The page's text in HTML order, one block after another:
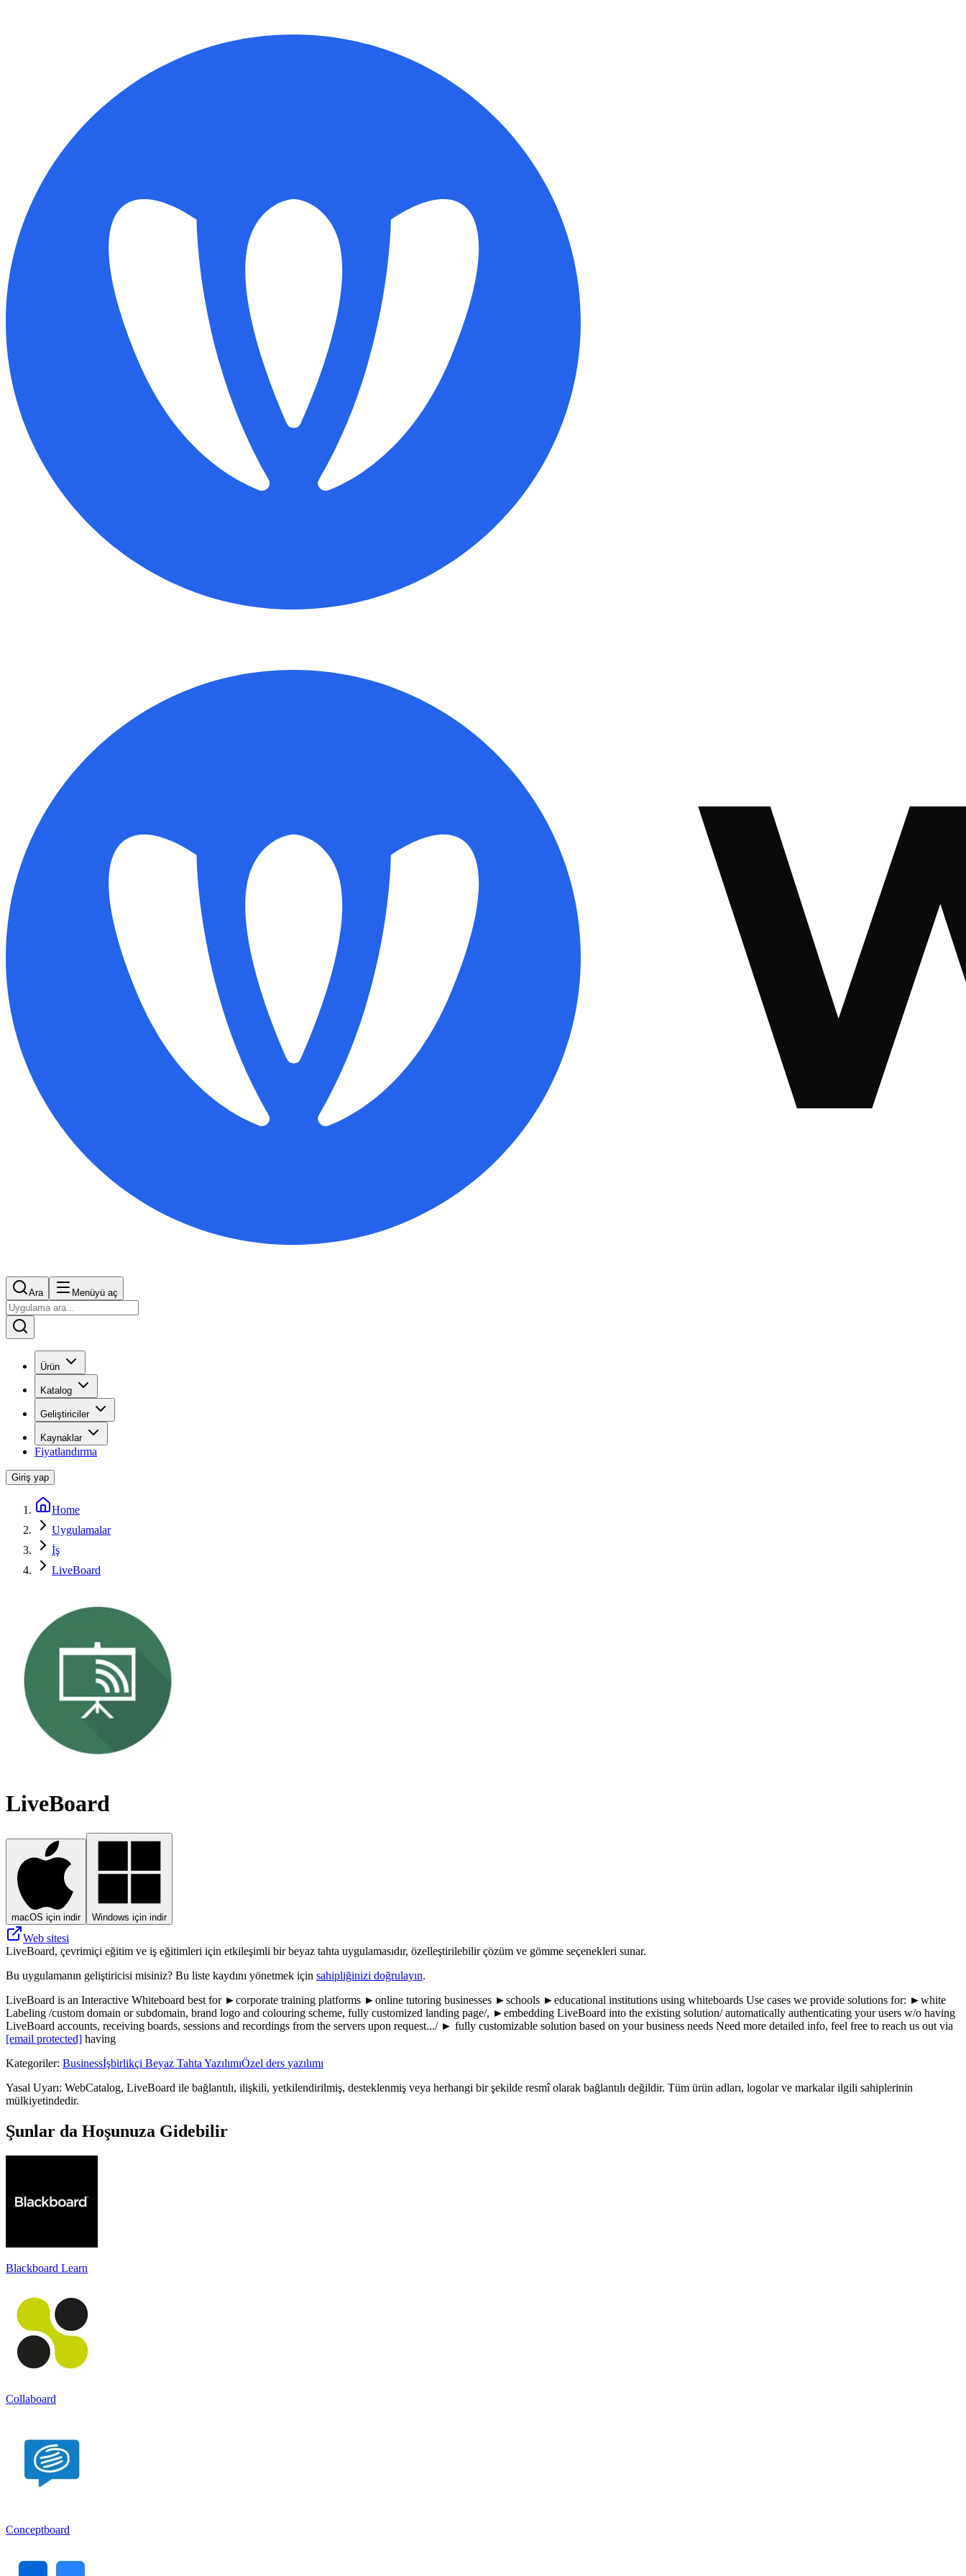
Ara Menüyü aç
Ürün
Katalog
Geliştiriciler
Kaynaklar
Fiyatlandırma
Giriş yap
Home
Uygulamalar
İş
LiveBoard
LiveBoard
macOS için indir Windows için indir
Web sitesi
LiveBoard, çevrimiçi eğitim ve iş eğitimleri için etkileşimli bir beyaz tahta uygulamasıdır, özelleştirilebilir çözüm ve gömme seçenekleri sunar.
Bu uygulamanın geliştiricisi misiniz? Bu liste kaydını yönetmek için sahipliğinizi doğrulayın.
LiveBoard is an Interactive Whiteboard best for ►corporate training platforms ►online tutoring businesses ►schools ►educational institutions using whiteboards Use cases we provide solutions for: ►white
Labeling /custom domain or subdomain, brand logo and colouring scheme, fully customized landing page/, ►embedding LiveBoard into the existing solution/ automatically authenticating your users w/o having
LiveBoard accounts, receiving boards, sessions and recordings from the servers upon request.../ ► fully customizable solution based on your business needs Need more detailed info, feel free to reach us out via
[email protected] having
Kategoriler: Businessİşbirlikçi Beyaz Tahta YazılımıÖzel ders yazılımı
Yasal Uyarı: WebCatalog, LiveBoard ile bağlantılı, ilişkili, yetkilendirilmiş, desteklenmiş veya herhangi bir şekilde resmî olarak bağlantılı değildir. Tüm ürün adları, logolar ve markalar ilgili sahiplerinin
mülkiyetindedir.
Şunlar da Hoşunuza Gidebilir
Blackboard Learn
Collaboard
Conceptboard